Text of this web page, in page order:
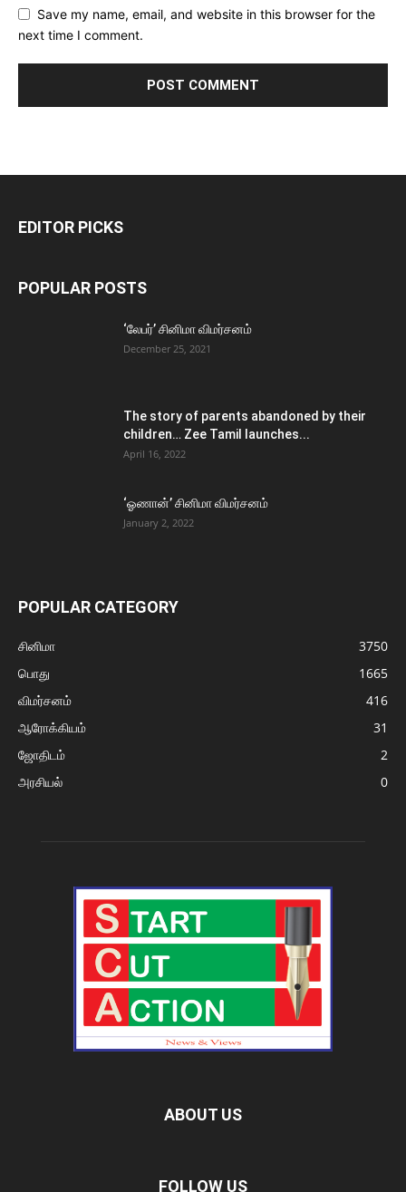
Save my name, email, and website in this browser for the
next time I comment.
EDITOR PICKS
POPULAR POSTS
‘லேபர்’ சினிமா விமர்சனம்
December 25, 2021
The story of parents abandoned by their
children… Zee Tamil launches...
April 16, 2022
‘ஓணான்’ சினிமா விமர்சனம்
January 2, 2022
POPULAR CATEGORY
சினிமா
3750
பொது
1665
விமர்சனம்
416
ஆரோக்கியம்
31
ஜோதிடம்
2
அரசியல்
0
ABOUT US
FOLLOW US